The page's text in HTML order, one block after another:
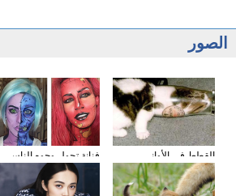
الصور
فنانة تحول وجوه الناس
إلى الشخصيات الكرتونية
باستخدام الماكياج
القطط في الأواني
الزجاجية